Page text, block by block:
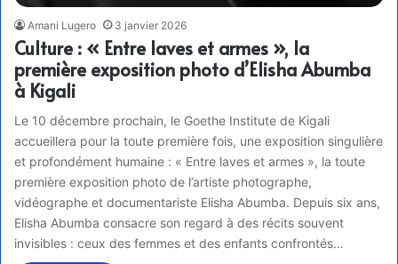
Amani Lugero 3 janvier 2026
Culture : « Entre laves et armes », la
première exposition photo d’Elisha Abumba
à Kigali
Le 10 décembre prochain, le Goethe Institute de Kigali
accueillera pour la toute première fois, une exposition singulière
et profondément humaine : « Entre laves et armes », la toute
première exposition photo de l’artiste photographe,
vidéographe et documentariste Elisha Abumba. Depuis six ans,
Elisha Abumba consacre son regard à des récits souvent
invisibles : ceux des femmes et des enfants confrontés…